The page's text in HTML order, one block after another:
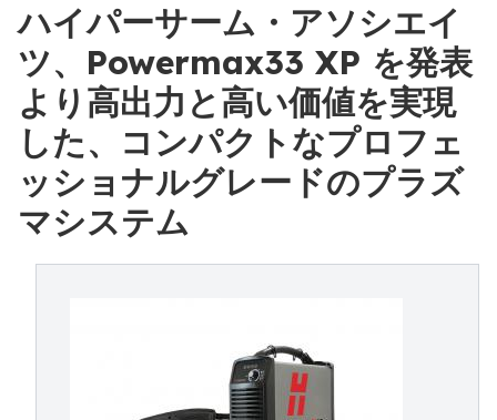
ハイパーサーム・アソシエイ
ツ、Powermax33 XP を発表
より高出力と高い価値を実現
した、コンパクトなプロフェ
ッショナルグレードのプラズ
マシステム